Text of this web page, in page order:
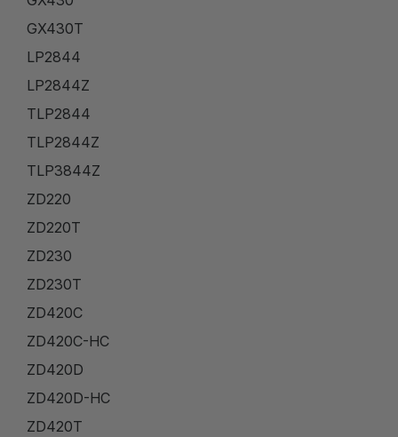
GX430T
LP2844
LP2844Z
TLP2844
TLP2844Z
TLP3844Z
ZD220
ZD220T
ZD230
ZD230T
ZD420C
ZD420C-HC
ZD420D
ZD420D-HC
ZD420T